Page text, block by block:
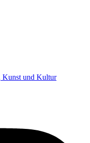
Kunst und Kultur